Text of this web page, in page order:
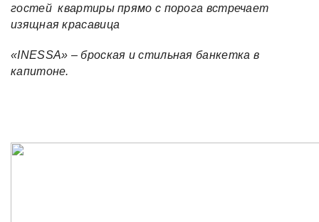
гостей квартиры прямо с порога встречает
изящная красавица
«INESSA» – броская и стильная банкетка в
капитоне.